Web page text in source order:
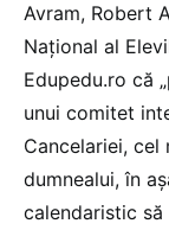
Avram, Robert
Național al
Edupedu.ro că
unui comitet
Cancelariei,
dumnealui, în
calendaristic